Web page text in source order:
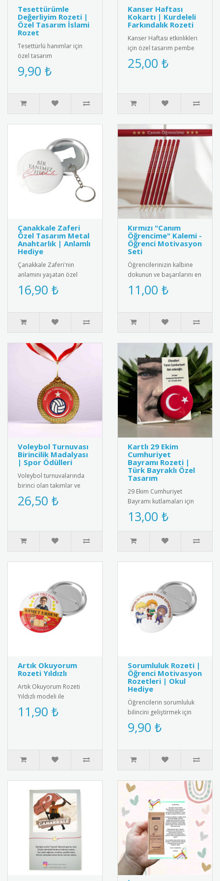
Tesettürümle
Değerliyim Rozeti |
Özel Tasarım İslami
Rozet
Tesettürlü hanımlar için
özel tasarım
"Tesettürümle Değerliyim"
rozeti. Yüksek kaliteli metal
9,90 ₺
Kanser Haftası
Kokartı | Kurdeleli
Farkındalık Rozeti
Kanser Haftası etkinlikleri
için özel tasarım pembe
kurdeleli kokart. Yüksek
kalite metal malzemeden..
25,00 ₺
Çanakkale Zaferi
Özel Tasarım Metal
Anahtarlık | Anlamlı
Hediye
Çanakkale Zaferi'nin
anlamını yaşatan özel
tasarım metal anahtarlık.
Yüksek kaliteli paslanmaz
16,90 ₺
Kırmızı "Canım
Öğrencime" Kalemi -
Öğrenci Motivasyon
Seti
Öğrencilerinizin kalbine
dokunun ve başarılarını en
anlamlı şekilde takdir edin!
Canlı kırmızı rengi..
11,00 ₺
Voleybol Turnuvası
Birincilik Madalyası
| Spor Ödülleri
Voleybol turnuvalarında
birinci olan takımlar ve
oyuncular için özel tasarım
madalya. Profesyonel gö..
26,50 ₺
Kartlı 29 Ekim
Cumhuriyet
Bayramı Rozeti |
Türk Bayraklı Özel
Tasarım
29 Ekim Cumhuriyet
Bayramı kutlamaları için
özel tasarlanmış, kartlı
Türk bayraklı rozet. Yüksek
kal..
13,00 ₺
Artık Okuyorum
Rozeti Yıldızlı
Artık Okuyorum Rozeti
Yıldızlı modeli ile
öğrencilerin başarısını
taçlandırın! Motive edici
11,90 ₺
Sorumluluk Rozeti |
Öğrenci Motivasyon
Rozetleri | Okul
Hediye
Öğrencilerin sorumluluk
bilincini geliştirmek için
özel tasarlanmış
motivasyon rozeti. Kaliteli
9,90 ₺